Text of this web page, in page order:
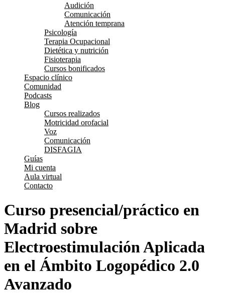
Audición
Comunicación
Atención temprana
Psicología
Terapia Ocupacional
Dietética y nutrición
Fisioterapia
Cursos bonificados
Espacio clínico
Comunidad
Podcasts
Blog
Cursos realizados
Motricidad orofacial
Voz
Comunicación
DISFAGIA
Guías
Mi cuenta
Aula virtual
Contacto
Curso presencial/práctico en
Madrid sobre
Electroestimulación Aplicada
en el Ámbito Logopédico 2.0
Avanzado